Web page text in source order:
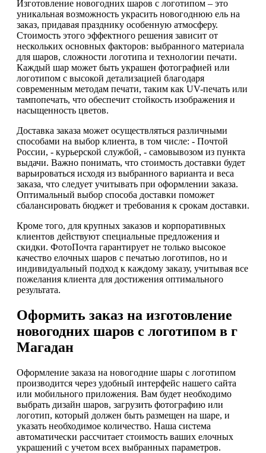
Изготовление новогодних шаров с логотипом – это
уникальная возможность украсить новогоднюю ель на
заказ, придавая празднику особенную атмосферу.
Стоимость этого эффектного решения зависит от
нескольких основных факторов: выбранного материала
для шаров, сложности логотипа и технологии печати.
Каждый шар может быть украшен фотографией или
логотипом с высокой детализацией благодаря
современным методам печати, таким как UV-печать или
тампопечать, что обеспечит стойкость изображения и
насыщенность цветов.
Доставка заказа может осуществляться различными
способами на выбор клиента, в том числе: - Почтой
России, - курьерской службой, - самовывозом из пункта
выдачи. Важно понимать, что стоимость доставки будет
варьироваться исходя из выбранного варианта и веса
заказа, что следует учитывать при оформлении заказа.
Оптимальный выбор способа доставки поможет
сбалансировать бюджет и требования к срокам доставки.
Кроме того, для крупных заказов и корпоративных
клиентов действуют специальные предложения и
скидки. ФотоПочта гарантирует не только высокое
качество елочных шаров с печатью логотипов, но и
индивидуальный подход к каждому заказу, учитывая все
пожелания клиента для достижения оптимального
результата.
Оформить заказ на изготовление
новогодних шаров с логотипом в г
Магадан
Оформление заказа на новогодние шары с логотипом
производится через удобный интерфейс нашего сайта
или мобильного приложения. Вам будет необходимо
выбрать дизайн шаров, загрузить фотографию или
логотип, который должен быть размещен на шаре, и
указать необходимое количество. Наша система
автоматически рассчитает стоимость ваших елочных
украшений с учетом всех выбранных параметров.